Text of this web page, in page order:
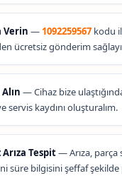
Verin — 1092259567 kodu
ücretsiz gönderim
— Cihaz bize
servis kaydını oluşturalım.
Tespit— Arıza, parça
süre bilgisini şeffaf şekilde